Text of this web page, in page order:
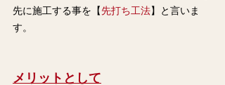
先に施工する事を【先打ち工法】と言いま
す。
メリットとして